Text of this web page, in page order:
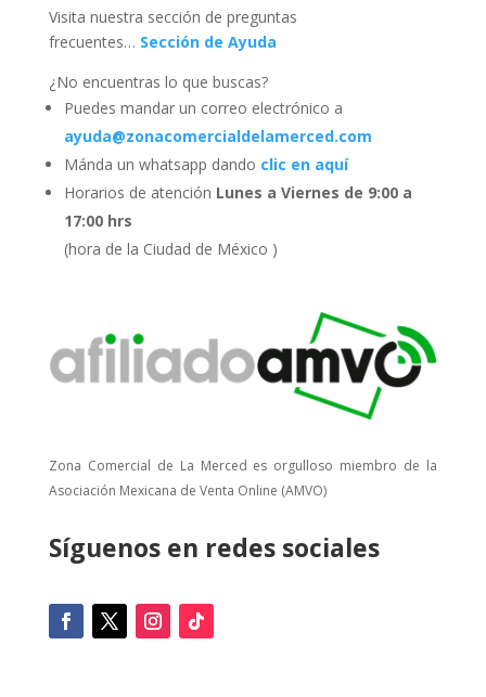
Visita nuestra sección de preguntas
frecuentes… Sección de Ayuda
¿No encuentras lo que buscas?
Puedes mandar un correo electrónico a
ayuda@zonacomercialdelamerced.com
Mánda un whatsapp dando clic en aquí
Horarios de atención Lunes a Viernes de 9:00 a
17:00 hrs
(hora de la Ciudad de México )
Zona Comercial de La Merced es orgulloso miembro de la
Asociación Mexicana de Venta Online (AMVO)
Síguenos en redes sociales